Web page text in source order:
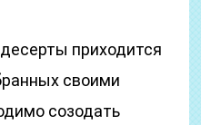
приходится
своими
созодать